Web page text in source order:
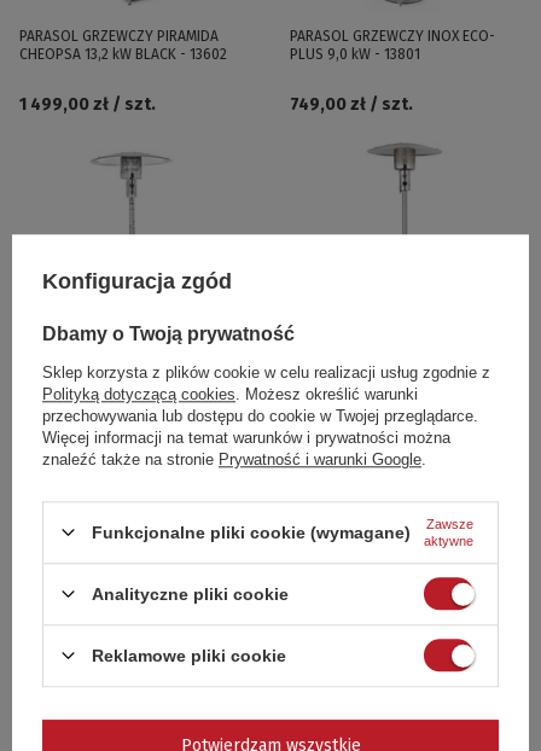
PARASOL GRZEWCZY PIRAMIDA
CHEOPSA 13,2 kW BLACK - 13602
1 499,00 zł / szt.
PARASOL GRZEWCZY INOX ECO-
PLUS 9,0 kW - 13801
749,00 zł / szt.
PARASOL GRZEWCZY BROLLY
POWER 13 kW - 13860
999,00 zł / szt.
NOWOŚĆ
PARASOL GRZEWCZY Z REGULACJĄ
WYSOKOŚCI 8,3 kW - 13700
999,99 zł / szt.
Polecamy
Konfiguracja zgód
Dbamy o Twoją prywatność
Sklep korzysta z plików cookie w celu realizacji usług zgodnie z
Polityką dotyczącą cookies . Możesz określić warunki
przechowywania lub dostępu do cookie w Twojej przeglądarce.
Więcej informacji na temat warunków i prywatności można
znaleźć także na stronie Prywatność i warunki Google
Funkcjonalne pliki cookie (wymagane)
Zawsze
aktywne
Analityczne pliki cookie
Reklamowe pliki cookie
Potwierdzam wszystkie